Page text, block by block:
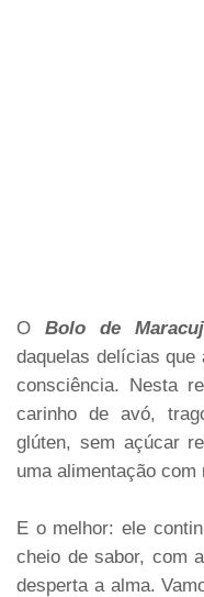
O Bolo de
daquelas delícias que
consciência. Nesta
carinho de avó,
glúten, sem açúcar
uma alimentação
E o melhor: ele
cheio de sabor, com
desperta a alma.